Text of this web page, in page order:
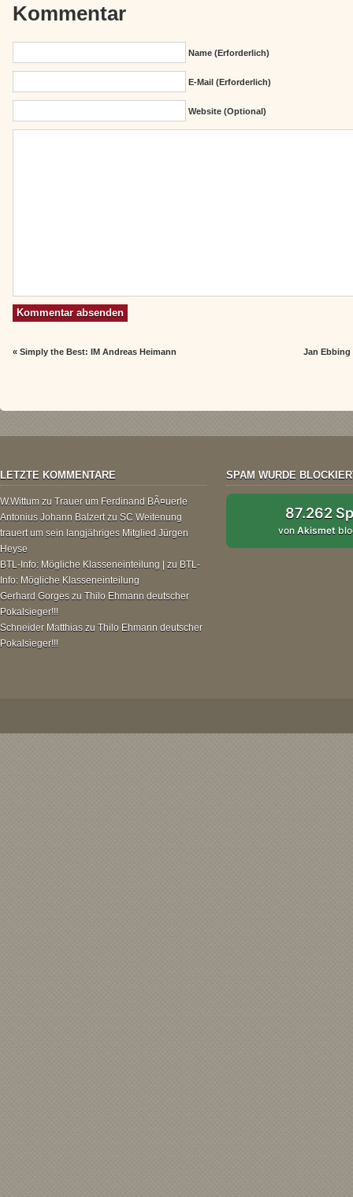
Kommentar
Name (erforderlich)
E-Mail (erforderlich)
Website (Optional)
«Simply the Best: IM Andreas Heimann Jan Ebbing
LETZTE KOMMENTARE
W.Wittum zu Trauer um Ferdinand BÃ¤uerle
Antonius Johann Balzertzu SC Weitenung
trauert um sein langjähriges Mitglied Jürgen
Heyse
BTL-Info: Mögliche Klasseneinteilung | zu BTL-
Info: Mögliche Klasseneinteilung
Gerhard Gorges zu Thilo Ehmann deutscher
Pokalsieger!!!
Schneider Matthias zu Thilo Ehmann deutscher
Pokalsieger!!!
SPAM WURDE
87.262
vonAkismet